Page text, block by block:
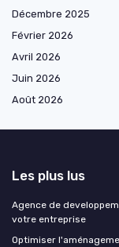
Décembre 2025
Février 2026
Avril 2026
Juin 2026
Août 2026
Les plus lus
Agence de
votre entreprise
Optimiser